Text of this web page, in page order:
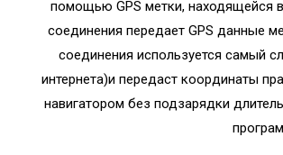
помощью GPS метки, находящейся
соединения передает GPS данные
соединения используется самый
интернета)и передаст координаты
навигатором без подзарядки